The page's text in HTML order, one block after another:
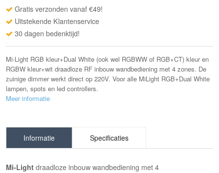
Gratis verzonden vanaf €49!
Uitstekende Klantenservice
30 dagen bedenktijd!
Mi-Light RGB kleur+Dual White (ook wel RGBWW of RGB+CT) kleur en
RGBW kleur+wit draadloze RF inbouw wandbediening met 4 zones. De
zuinige dimmer werkt direct op 220V. Voor alle MiLight RGB+Dual White
lampen, spots en led controllers.
Meer informatie
Informatie Specificaties
Mi-Light draadloze inbouw wandbediening met 4